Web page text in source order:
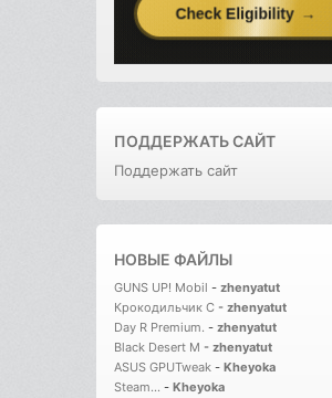
ПОДДЕРЖАТЬ САЙТ
Поддержать сайт
НОВЫЕ ФАЙЛЫ
GUNS UP! Mobil - zhenyatut
Крокодильчик С - zhenyatut
Day R Premium. - zhenyatut
Black Desert M - zhenyatut
ASUS GPUTweak - Kheyoka
Steam... - Kheyoka